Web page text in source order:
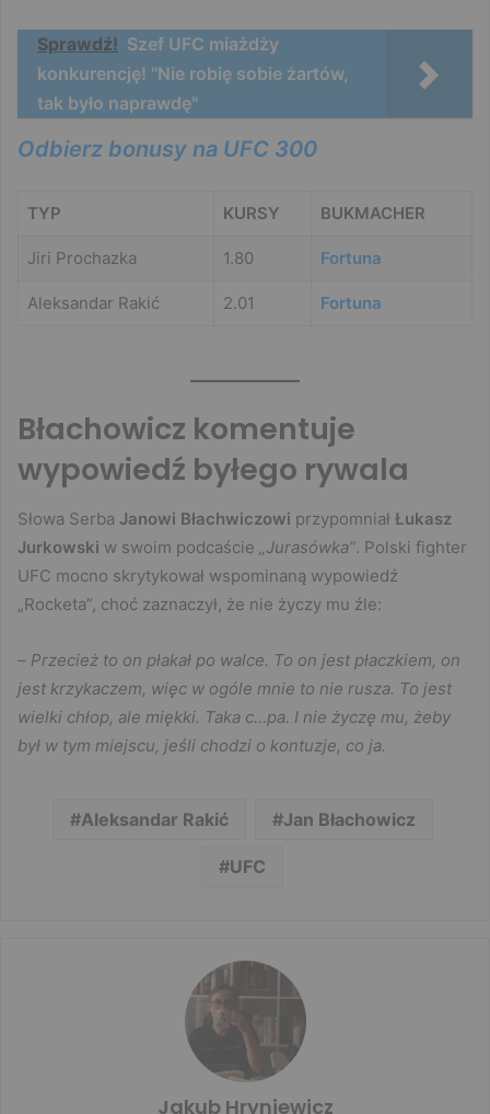
Sprawdź! Szef UFC miażdży
konkurencję! "Nie robię sobie żartów,
tak było naprawdę"
Odbierz bonusy na UFC 300
TYP KURSY BUKMACHER
Jiri Prochazka 1.80 Fortuna
Aleksandar Rakić 2.01 Fortuna
Błachowicz komentuje
wypowiedź byłego rywala
Słowa Serba Janowi Błachwiczowi przypomniał Łukasz
Jurkowski w swoim podcaście „Jurasówka”. Polski fighter
UFC mocno skrytykował wspominaną wypowiedź
„Rocketa”, choć zaznaczył, że nie życzy mu źle:
– Przecież to on płakał po walce. To on jest płaczkiem, on
jest krzykaczem, więc w ogóle mnie to nie rusza. To jest
wielki chłop, ale miękki. Taka c…pa. I nie życzę mu, żeby
był w tym miejscu, jeśli chodzi o kontuzje, co ja.
Aleksandar Rakić Jan Błachowicz
UFC
Jakub Hryniewicz